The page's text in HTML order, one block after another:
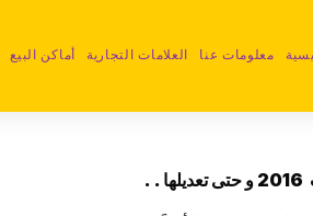
معلومات عنا العلامات التجارية أماكن البيع
و حتى تعديلها . .